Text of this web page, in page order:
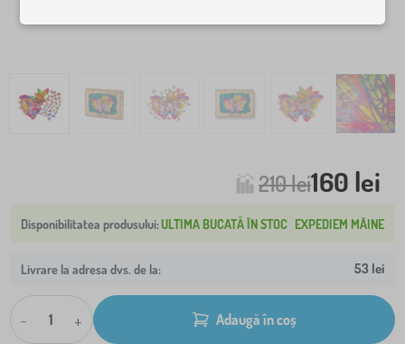
210 lei160 lei
ULTIMA BUCATĂ ÎN STOC EXPEDIEM MÂINE
Livrare la adresa dvs. de la: 53 lei
- + Adaugă în coș